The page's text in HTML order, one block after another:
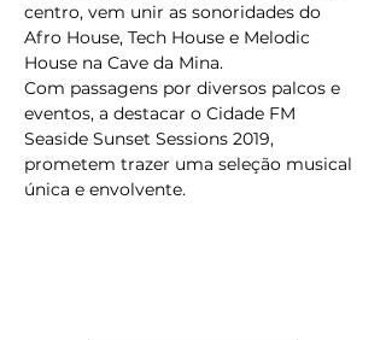
centro, vem unir as sonoridades do
Afro House, Tech House e Melodic
House na Cave da Mina.
Com passagens por diversos palcos e
eventos, a destacar o Cidade FM
Seaside Sunset Sessions 2019,
prometem trazer uma seleção musical
única e envolvente.